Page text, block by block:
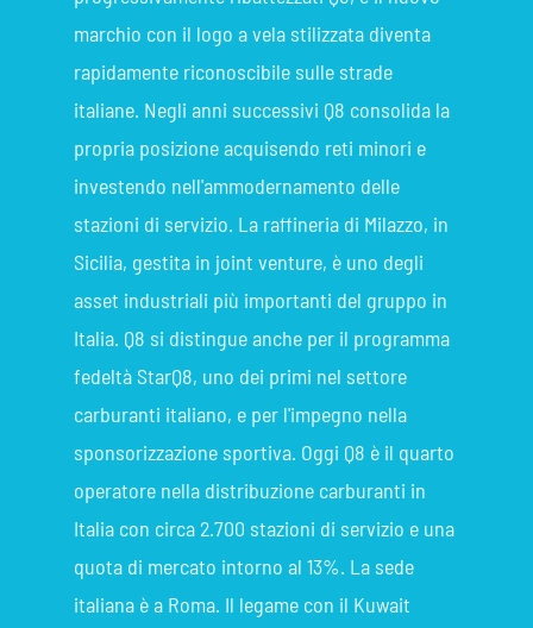
marchio con il logo a vela stilizzata diventa
rapidamente riconoscibile sulle strade
italiane. Negli anni successivi Q8 consolida la
propria posizione acquisendo reti minori e
investendo nell'ammodernamento delle
stazioni di servizio. La raffineria di Milazzo, in
Sicilia, gestita in joint venture, è uno degli
asset industriali più importanti del gruppo in
Italia. Q8 si distingue anche per il programma
fedeltà StarQ8, uno dei primi nel settore
carburanti italiano, e per l'impegno nella
sponsorizzazione sportiva. Oggi Q8 è il quarto
operatore nella distribuzione carburanti in
Italia con circa 2.700 stazioni di servizio e una
quota di mercato intorno al 13%. La sede
italiana è a Roma. Il legame con il Kuwait